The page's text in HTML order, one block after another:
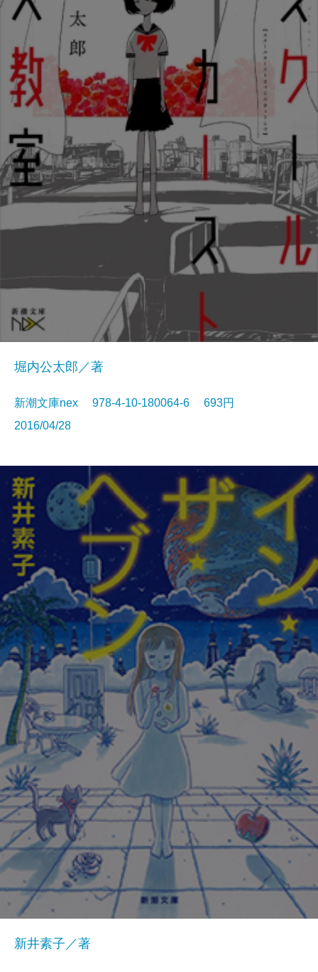
堀内公太郎／著
新潮文庫nex 978-4-10-180064-6 693円
2016/04/28
新井素子／著